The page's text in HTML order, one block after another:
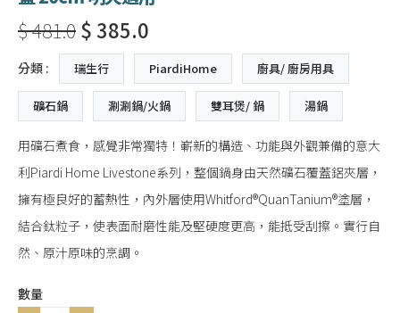
$ 481.0$ 385.0
分類 : 瑞生行 PiardiHome 廚具/ 廚房用具
礦石鍋 涮涮鍋/火鍋 雙耳煲/ 鍋 湯鍋
用礦石煮食，感覺非常獨特！嶄新的構造、功能與外觀兼備的意大
利Piardi Home Livestone系列，整個鍋身由天然礦石覆蓋鋁夾層，
擁有極良好的蓄熱性，內外層使用Whitford®QuanTanium®塗層，
結合鈦粒子，使表面耐磨性能及堅硬度更高，能抵受刮擦。實行自
然、原汁原味的烹調。
數量